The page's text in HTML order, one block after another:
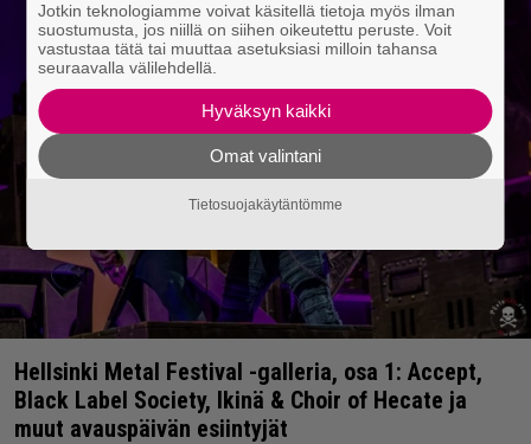
Hellsinki Metal Festival -galleria, osa 1: Accept,
Black Label Society, Ikinä & Choir of Hecate ja
muut avauspäivän esiintyjät
Jotkin teknologiamme voivat käsitellä tietoja myös ilman
suostumusta, jos niillä on siihen oikeutettu peruste. Voit
vastustaa tätä tai muuttaa asetuksiasi milloin tahansa
seuraavalla välilehdellä.
Hyväksyn kaikki
Omat valintani
Tietosuojakäytäntömme